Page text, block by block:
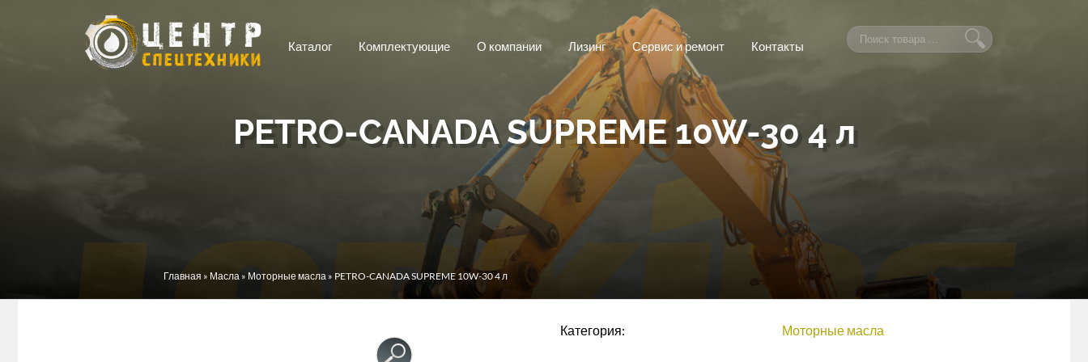
Перейти к основному содержанию
Каталог Комплектующие О компании Лизинг Сервис и ремонт Контакты
PETRO-CANADA SUPREME 10W-30 4 л
Вы здесь
Главная » Масла » Моторные масла » PETRO-CANADA SUPREME 10W-30 4 л
Категория: Моторные масла